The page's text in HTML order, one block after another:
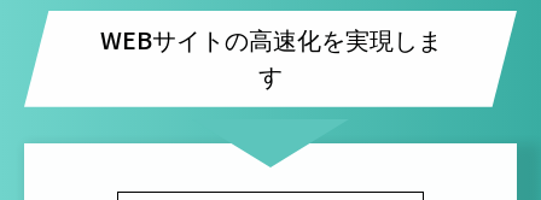
WEBサイトの高速化を実現しま
す